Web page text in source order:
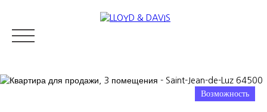
Возможность